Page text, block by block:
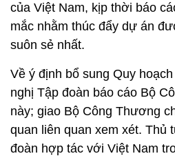
của Việt Nam, kịp thời báo
mắc nhằm thúc đẩy dự án
suôn sẻ nhất.
Về ý định bổ sung Quy
nghị Tập đoàn báo cáo Bộ
này; giao Bộ Công Thương
quan liên quan xem xét. Thủ
đoàn hợp tác với Việt Nam